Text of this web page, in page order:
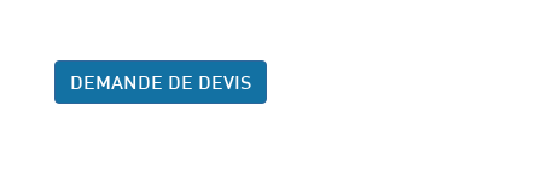
DEMANDE DE DEVIS